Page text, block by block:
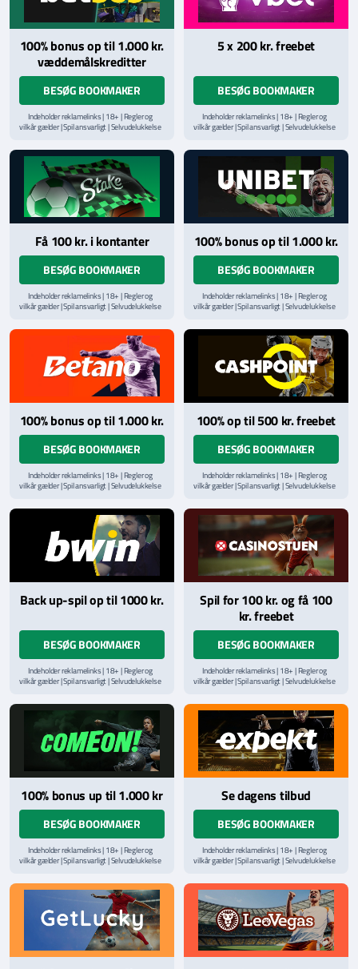
100% bonus op til 1.000 kr.
væddemålskreditter
BESØG BOOKMAKER
Indeholder reklamelinks | 18+ | Regler og
vilkår gælder | Spil ansvarligt | Selvudelukkelse
hjælpelinje påStopSpillet.dk
5 x 200 kr. freebet
BESØG BOOKMAKER
Indeholder reklamelinks | 18+ | Regler og
vilkår gælder | Spil ansvarligt | Selvudelukkelse
hjælpelinje påStopSpillet.dk
Læs vilkår og betingelserher
Få 100 kr. i kontanter
BESØG BOOKMAKER
Indeholder reklamelinks | 18+ | Regler og
vilkår gælder | Spil ansvarligt | Selvudelukkelse
hjælpelinje påStopSpillet.dk
her
100% bonus op til 1.000 kr.
BESØG BOOKMAKER
Indeholder reklamelinks | 18+ | Regler og
vilkår gælder | Spil ansvarligt | Selvudelukkelse
hjælpelinje påStopSpillet.dk
Læs vilkår og betingelserher
100% bonus op til 1.000 kr.
BESØG BOOKMAKER
Indeholder reklamelinks | 18+ | Regler og
vilkår gælder | Spil ansvarligt | Selvudelukkelse
hjælpelinje påStopSpillet.dk
100% op til 500 kr. freebet
BESØG BOOKMAKER
Indeholder reklamelinks | 18+ | Regler og
vilkår gælder | Spil ansvarligt | Selvudelukkelse
hjælpelinje påStopSpillet.dk
Læs vilkår og betingelserher
Back up-spil op til 1000 kr.
BESØG BOOKMAKER
Indeholder reklamelinks | 18+ | Regler og
vilkår gælder | Spil ansvarligt | Selvudelukkelse
hjælpelinje påStopSpillet.dk
Spil for 100 kr. og få 100
kr. freebet
BESØG BOOKMAKER
Indeholder reklamelinks | 18+ | Regler og
vilkår gælder | Spil ansvarligt | Selvudelukkelse
hjælpelinje påStopSpillet.dk
100% bonus up til 1.000 kr
BESØG BOOKMAKER
Indeholder reklamelinks | 18+ | Regler og
vilkår gælder | Spil ansvarligt | Selvudelukkelse
hjælpelinje påStopSpillet.dk
Læs vilkår og betingelserher
Se dagens tilbud
BESØG BOOKMAKER
Indeholder reklamelinks | 18+ | Regler og
vilkår gælder | Spil ansvarligt | Selvudelukkelse
hjælpelinje påStopSpillet.dk
Læs vilkår og betingelserher